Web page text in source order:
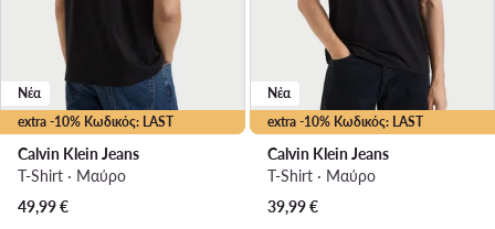
extra -10% Κωδικός: LAST
Νέα
Calvin Klein Jeans
T-Shirt · Μαύρο
49,99€
extra -10% Κωδικός: LAST
Νέα
Calvin Klein Jeans
T-Shirt · Μαύρο
39,99€